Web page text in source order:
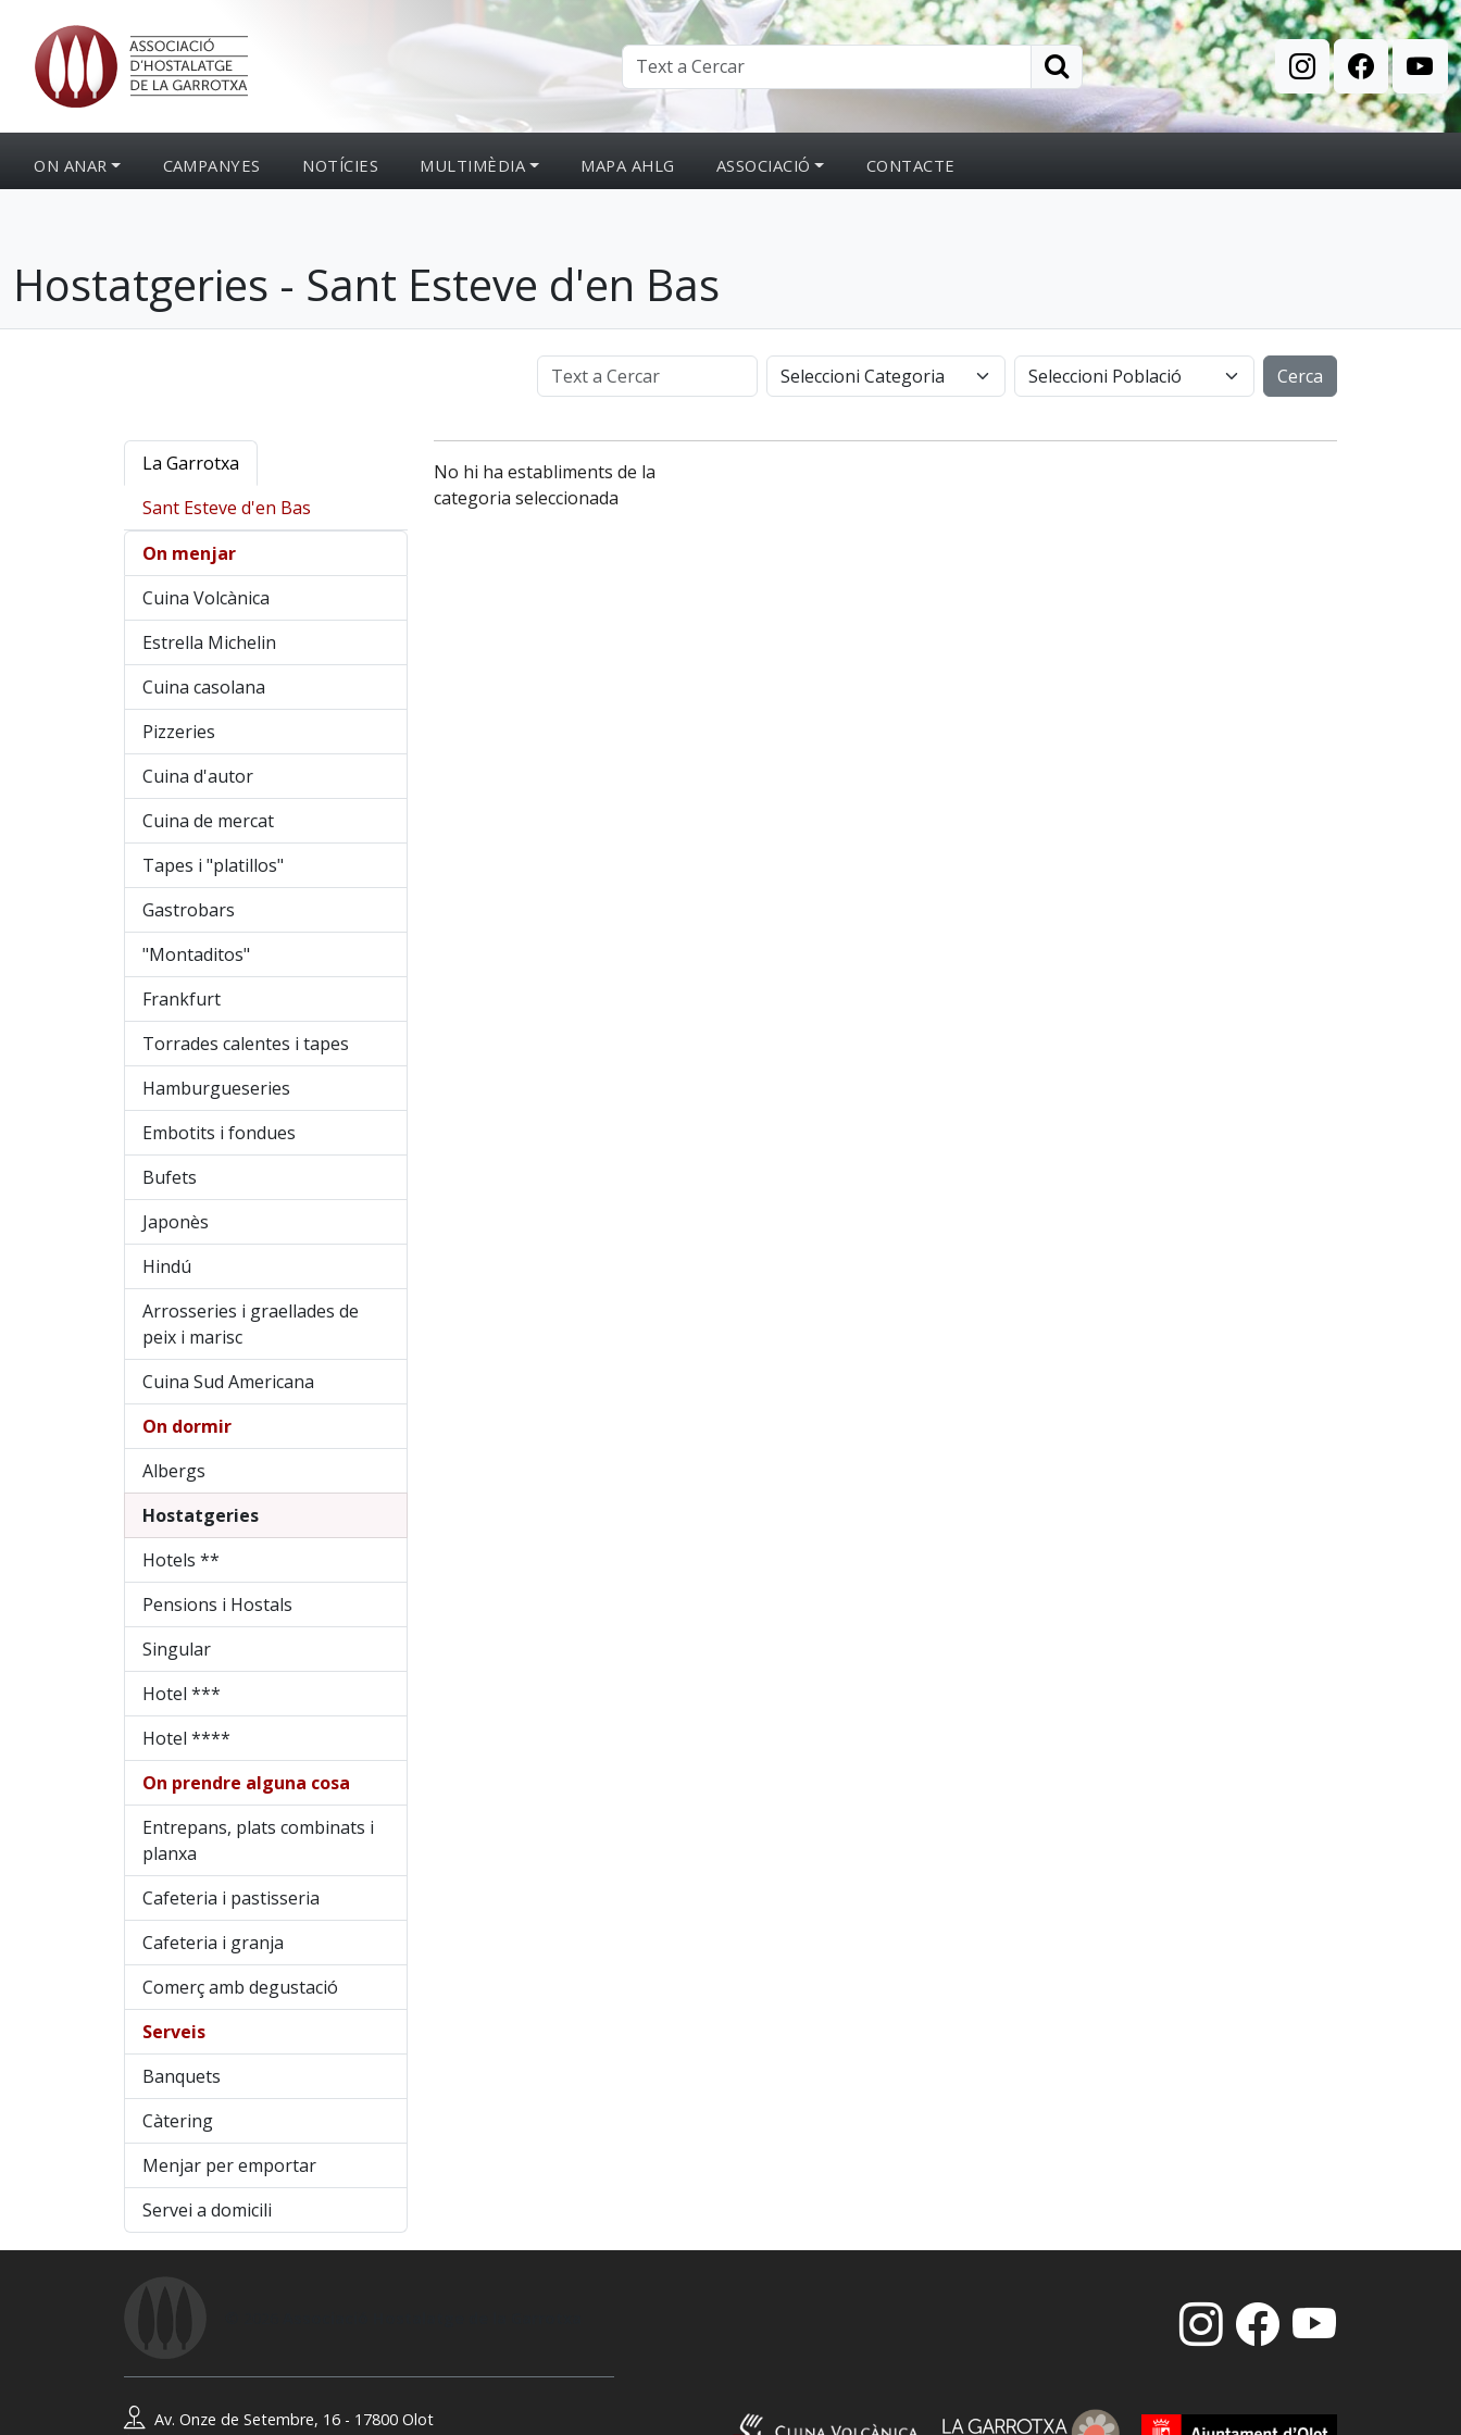
ON ANAR CAMPANYES NOTÍCIES MULTIMÈDIA MAPA AHLG ASSOCIACIÓ CONTACTE
Hostatgeries - Sant Esteve d'en Bas
Cerca
La Garrotxa
Sant Esteve d'en Bas
On menjar
Cuina Volcànica
Estrella Michelin
Cuina casolana
Pizzeries
Cuina d'autor
Cuina de mercat
Tapes i "platillos"
Gastrobars
"Montaditos"
Frankfurt
Torrades calentes i tapes
Hamburgueseries
Embotits i fondues
Bufets
Japonès
Hindú
Arrosseries i graellades de
peix i marisc
Cuina Sud Americana
On dormir
Albergs
Hostatgeries
Hotels **
Pensions i Hostals
Singular
Hotel ***
Hotel ****
On prendre alguna cosa
Entrepans, plats combinats i
planxa
Cafeteria i pastisseria
Cafeteria i granja
Comerç amb degustació
Serveis
Banquets
Càtering
Menjar per emportar
Servei a domicili
No hi ha establiments de la
categoria seleccionada
Av. Onze de Setembre, 16 - 17800 Olot